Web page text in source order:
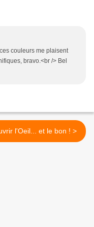
couleurs me plaisent
bravo.<br /> Bel
Ouvrir l'Oeil... et le bon ! >